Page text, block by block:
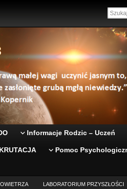
Informacje Rodzic – Uczeń
Pomoc
LABORATORIUM PRZYSZŁOŚCI